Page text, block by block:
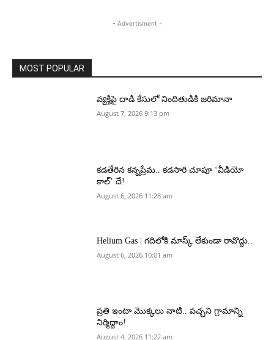
- Advertisment -
MOST POPULAR
వ్యక్తిపై దాడి కేసులో నిందితుడికి జరిమానా
August 7, 2026 9:13 pm
కడతేరిన కన్నప్రేమ.. కడసారి చూపూ ‘వీడియో
కాల్’ దే!
August 6, 2026 11:28 am
Helium Gas | గదిలోకి మాస్క్ లేకుండా రావొద్దు..
August 6, 2026 10:01 am
ప్రతి ఇంటా మొక్కలు నాటి.. పచ్చని గ్రామాన్ని
నిర్మిద్దాం!
August 4, 2026 11:22 am